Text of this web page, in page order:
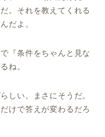
。それを教えてくれる
だよ。
『条件をちゃんと見な
ね。
しい。まさにそうだ。
けで答えが変わるだろ